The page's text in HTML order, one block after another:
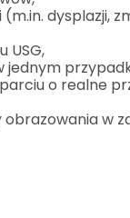
dysplazji,
USG,
jednym
o realne
w